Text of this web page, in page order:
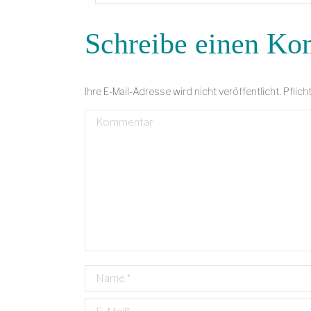
Schreibe einen
Ihre E-Mail-Adresse wird nicht veröffentlicht.
Kommentar
Name *
E-Mail *